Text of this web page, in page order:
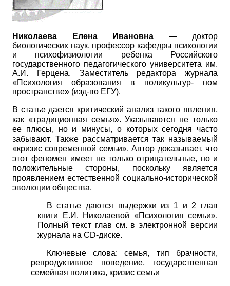
Николаева Елена Ивановна — доктор
биологических наук, профессор кафедры психологии
и психофизиологии ребенка Российского
государственного педагогического университета им.
А.И. Герцена. Заместитель редактора журнала
«Психология образования в поликультур- ном
пространстве» (изд-во ЕГУ).
В статье дается критический анализ такого явления,
как «традиционная семья». Указываются не только
ее плюсы, но и минусы, о которых сегодня часто
забывают. Также рассматривается так называемый
«кризис современной семьи». Автор доказывает, что
этот феномен имеет не только отрицательные, но и
положительные стороны, поскольку является
проявлением естественной социально-исторической
эволюции общества.
В статье даются выдержки из 1 и 2 глав
книги Е.И. Ни­колаевой «Психология семьи».
Полный текст глав см. в электронной версии
журнала наCD-диске.
Ключевые слова: семья, тип брачности,
репродуктивное поведение, государственная
семейная политика, кризис семьи